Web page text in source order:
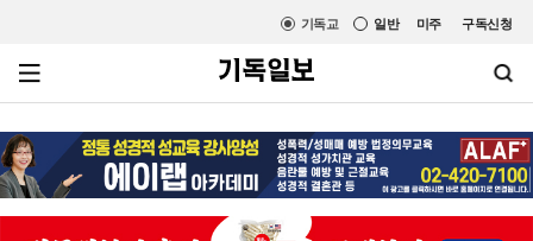
미주 구독신청
일반
기독교